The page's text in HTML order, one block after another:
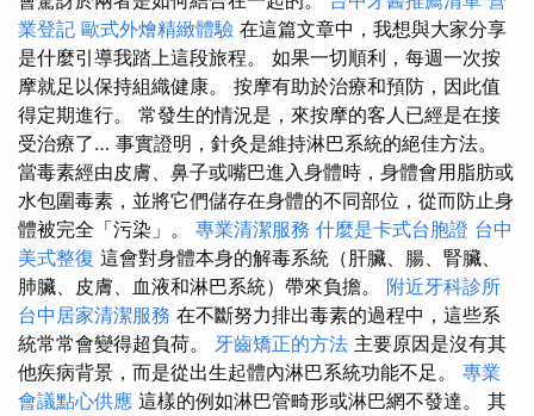
業登記 歐式外燴精緻體驗 在這篇文章中，我想與大家分享
是什麼引導我踏上這段旅程。 如果一切順利，每週一次按
摩就足以保持組織健康。 按摩有助於治療和預防，因此值
得定期進行。 常發生的情況是，來按摩的客人已經是在接
受治療了… 事實證明，針灸是維持淋巴系統的絕佳方法。
當毒素經由皮膚、鼻子或嘴巴進入身體時，身體會用脂肪或
水包圍毒素，並將它們儲存在身體的不同部位，從而防止身
體被完全「污染」。 專業清潔服務 什麼是卡式台胞證 台中
美式整復 這會對身體本身的解毒系統（肝臟、腸、腎臟、
肺臟、皮膚、血液和淋巴系統）帶來負擔。 附近牙科診所
台中居家清潔服務 在不斷努力排出毒素的過程中，這些系
統常常會變得超負荷。 牙齒矯正的方法 主要原因是沒有其
他疾病背景，而是從出生起體內淋巴系統功能不足。 專業
會議點心供應 這樣的例如淋巴管畸形或淋巴網不發達。 其